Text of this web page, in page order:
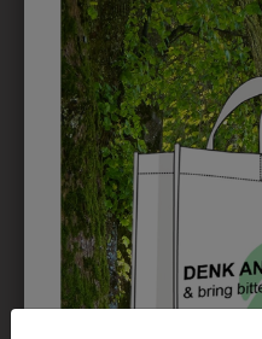
1BDPULLIBWBL
DAMENPULLOVER
MIT SCHULLOGO
DUNKELBLAU
€ 57,90